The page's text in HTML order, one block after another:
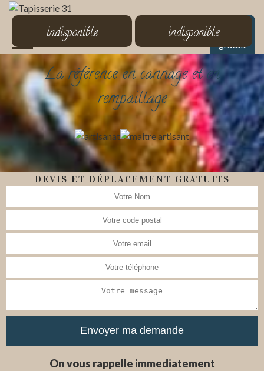
Devis
gratuit
indisponible indisponible
La référence en cannage et en
rempaillage
DEVIS ET DÉPLACEMENT GRATUITS
On vous rappelle immediatement